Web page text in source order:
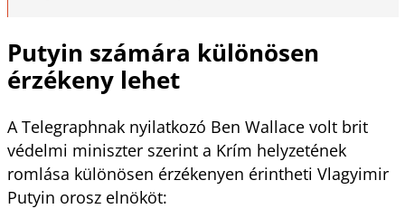
Putyin számára különösen
érzékeny lehet
A Telegraphnak nyilatkozó Ben Wallace volt brit
védelmi miniszter szerint a Krím helyzetének
romlása különösen érzékenyen érintheti Vlagyimir
Putyin orosz elnököt: